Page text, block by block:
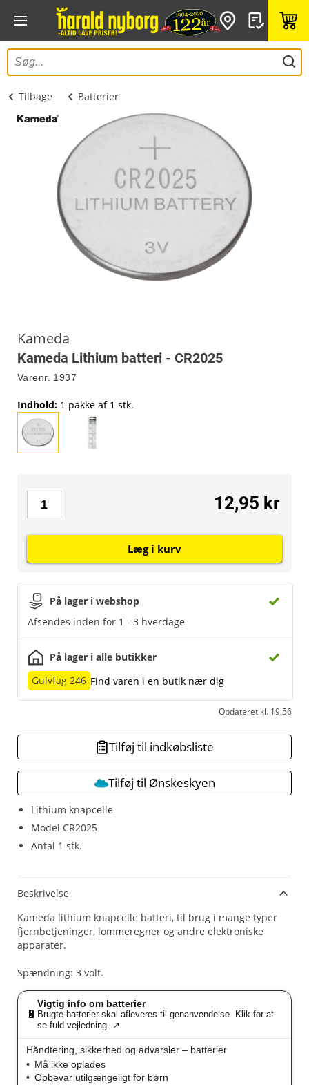
Tilbage Batterier
Kameda
Kameda Lithium batteri - CR2025
Varenr. 1937
Lithium knapcelle
Model CR2025
Antal 1 stk.
Indhold: 1 pakke af 1 stk.
På lager i webshop
Afsendes inden for 1 - 3 hverdage
På lager i alle butikker
Gulvfag 246 Find varen i en butik nær dig
Opdateret kl. 19.56
12,95 kr
Læg i kurv
Tilføj til indkøbsliste
Tilføj til Ønskeskyen
Beskrivelse
Kameda lithium knapcelle batteri, til brug i mange typer
fjernbetjeninger, lommeregner og andre elektroniske
apparater.
Spændning: 3 volt.
🔋
Vigtig info om batterier
Brugte batterier skal afleveres til genanvendelse. Klik for at
se fuld vejledning. ↗
Håndtering, sikkerhed og advarsler – batterier
Må ikke oplades
Opbevar utilgængeligt for børn